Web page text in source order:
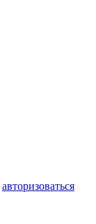
авторизоваться